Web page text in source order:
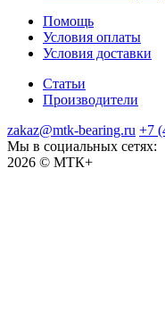
Помощь
Условия оплаты
Условия доставки
Статьи
Производители
zakaz@mtk-bearing.ru +7
Мы в социальных сетях:
2026 © МТК+